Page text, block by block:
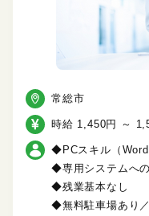
常総市
時給 1,450円 ～
◆PCスキル（Word
◆専用システムへ
◆残業基本なし
◆無料駐車場あり